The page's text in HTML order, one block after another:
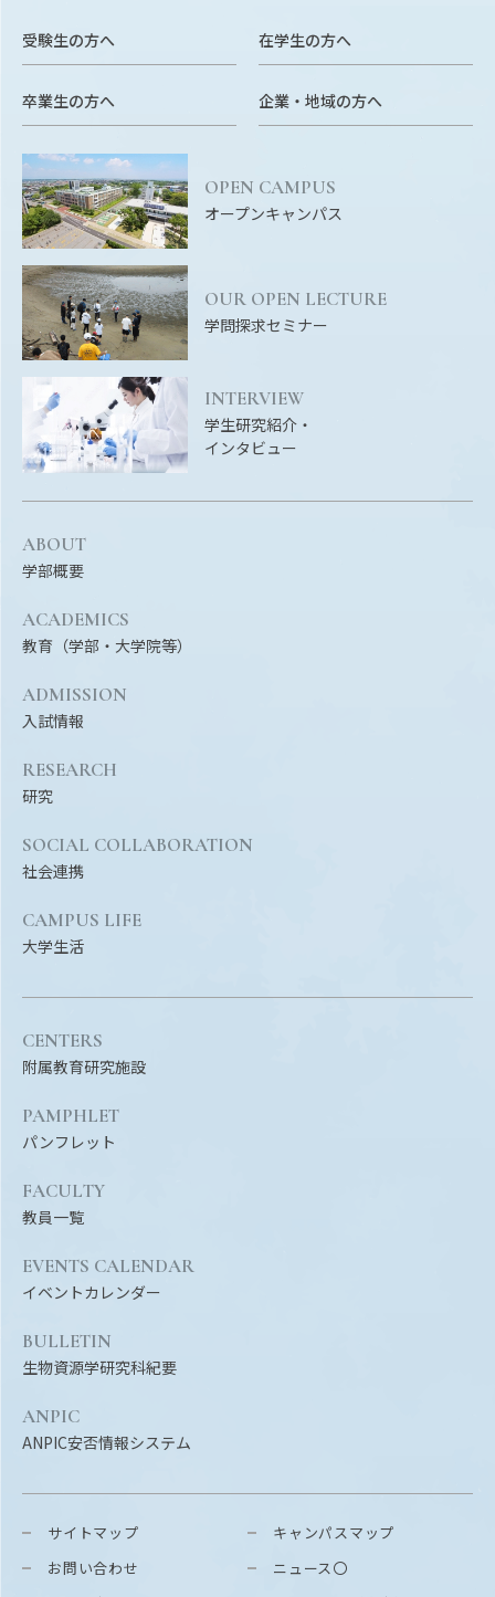
〒514-8507
お問い合わせ
交通案内
教員一覧
BULLETIN
生物資源学研究科紀要
ANPIC
ANPIC安否情報システム
サイトマップ
お問い合わせ
キャンパスマップ
ニュース〇
受験生の方へ 在学生の方へ
卒業生の方へ 企業・地域の方へ
OPEN CAMPUS
オープンキャンパス
OUR OPEN LECTURE
学問探求セミナー
INTERVIEW
学生研究紹介・
インタビュー
ABOUT
学部概要
ACADEMICS
教育（学部・大学院等）
ADMISSION
入試情報
RESEARCH
研究
SOCIAL COLLABORATION
社会連携
CAMPUS LIFE
大学生活
CENTERS
附属教育研究施設
PAMPHLET
パンフレット
FACULTY
教員一覧
EVENTS CALENDAR
イベントカレンダー
BULLETIN
生物資源学研究科紀要
ANPIC
ANPIC安否情報システム